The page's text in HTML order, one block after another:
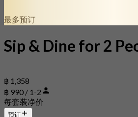
最多预订
Sip & Dine for 2
฿ 1,358
฿ 990 / 1-2
每套装净价
预订